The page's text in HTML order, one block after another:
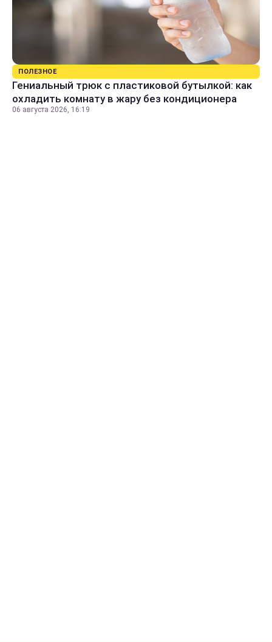
ПОЛЕЗНОЕ
Гениальный трюк с пластиковой бутылкой: как
охладить комнату в жару без кондиционера
06 августа 2026, 16:19